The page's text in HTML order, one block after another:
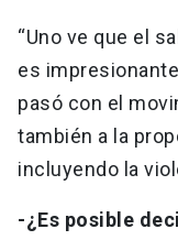
“Uno ve que el
es
pasó con el
también a la
incluyendo la
-¿Es posible